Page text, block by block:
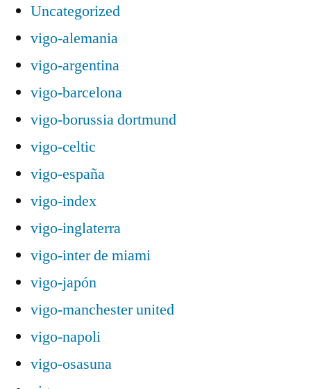
Uncategorized
vigo-alemania
vigo-argentina
vigo-barcelona
vigo-borussia dortmund
vigo-celtic
vigo-españa
vigo-index
vigo-inglaterra
vigo-inter de miami
vigo-japón
vigo-manchester united
vigo-napoli
vigo-osasuna